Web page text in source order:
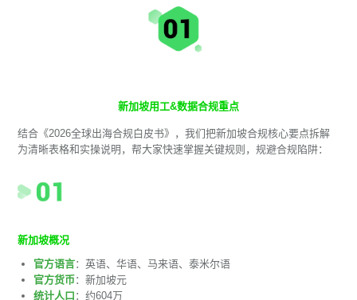
新加坡用工&数据合规重点
结合《2026全球出海合规白皮书》，我们把新加坡合规核心要点拆解
为清晰表格和实操说明，帮大家快速掌握关键规则，规避合规陷阱：
新加坡概况
官方语言：英语、华语、马来语、泰米尔语
官方货币 ：新加坡元
统计人口 ：约604万